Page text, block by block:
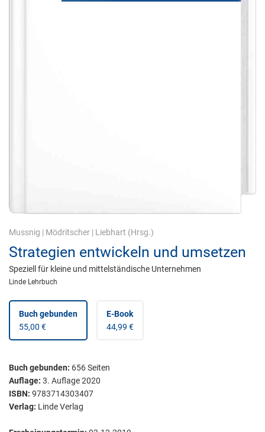
Mussnig | Mödritscher | Liebhart (Hrsg.)
Strategien entwickeln und umsetzen
Speziell für kleine und mittelständische Unternehmen
Linde Lehrbuch
Buch gebunden
55,00 €
E-Book
44,99 €
Buch gebunden: 656Seiten
Auflage: 3. Auflage 2020
ISBN: 9783714303407
Verlag: Linde Verlag